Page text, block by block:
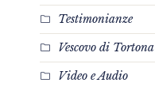
Testimonianze
Vescovo di Tortona
Video e Audio